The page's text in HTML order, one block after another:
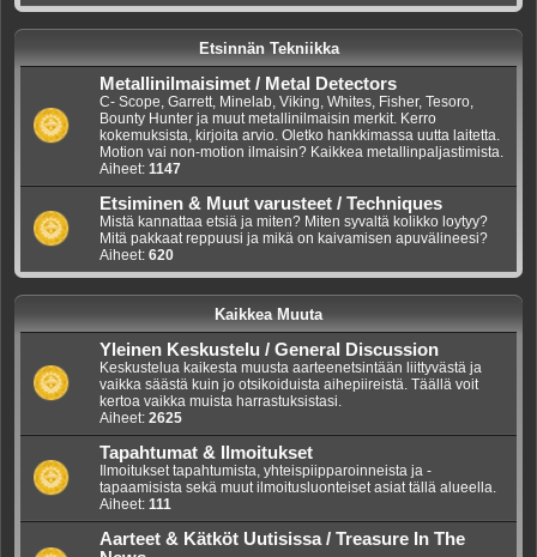
Etsinnän Tekniikka
Metallinilmaisimet / Metal Detectors
C- Scope, Garrett, Minelab, Viking, Whites, Fisher, Tesoro,
Bounty Hunter ja muut metallinilmaisin merkit. Kerro
kokemuksista, kirjoita arvio. Oletko hankkimassa uutta laitetta.
Motion vai non-motion ilmaisin? Kaikkea metallinpaljastimista.
Aiheet: 1147
Etsiminen & Muut varusteet / Techniques
Mistä kannattaa etsiä ja miten? Miten syvaltä kolikko loytyy?
Mitä pakkaat reppuusi ja mikä on kaivamisen apuvälineesi?
Aiheet: 620
Kaikkea Muuta
Yleinen Keskustelu / General Discussion
Keskustelua kaikesta muusta aarteenetsintään liittyvästä ja
vaikka säästä kuin jo otsikoiduista aihepiireistä. Täällä voit
kertoa vaikka muista harrastuksistasi.
Aiheet: 2625
Tapahtumat & Ilmoitukset
Ilmoitukset tapahtumista, yhteispiipparoinneista ja -
tapaamisista sekä muut ilmoitusluonteiset asiat tällä alueella.
Aiheet: 111
Aarteet & Kätköt Uutisissa / Treasure In The